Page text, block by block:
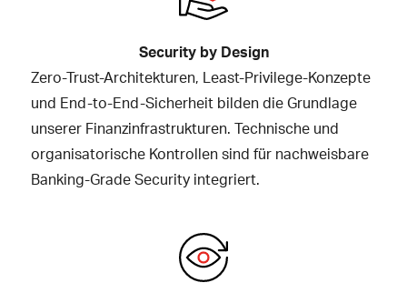
Security by Design
Zero-Trust-Architekturen, Least-Privilege-Konzepte
und End-to-End-Sicherheit bilden die Grundlage
unserer Finanzinfrastrukturen. Technische und
organisatorische Kontrollen sind für nachweisbare
Banking-Grade Security integriert.